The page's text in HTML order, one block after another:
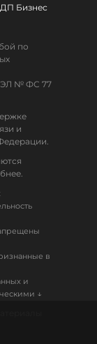
Бизнес
по
ЭЛ № ФС 77
и
в
и
↓